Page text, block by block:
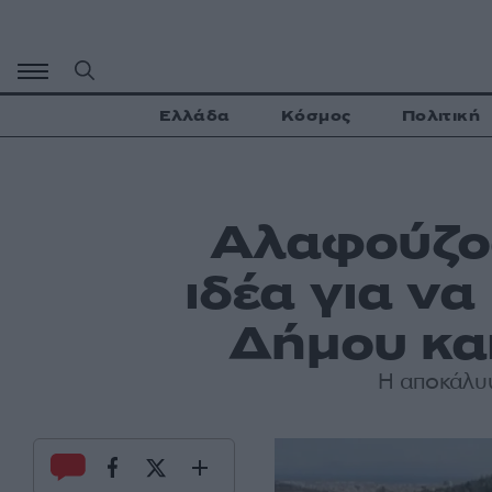
περιεχόμενο
Ελλάδα Κόσμος Πολιτική
ιδέα για
Δήμου
Η